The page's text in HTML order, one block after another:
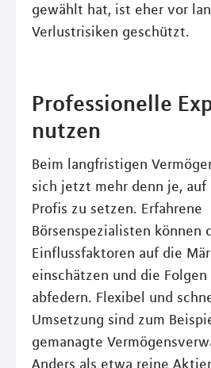
gewählt hat, ist eher vor
Verlustrisiken geschützt.
Professionelle
nutzen
Beim langfristigen
sich jetzt mehr denn je,
Profis zu setzen. Erfahrene
Börsenspezialisten können
Einflussfaktoren auf die
einschätzen und die
abfedern. Flexibel und
Umsetzung sind zum
gemanagte
Anders als etwa reine